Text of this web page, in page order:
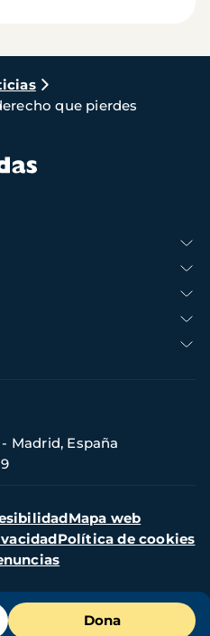
que pierdes
Dona
Madrid, España
Mapa web
Política de cookies